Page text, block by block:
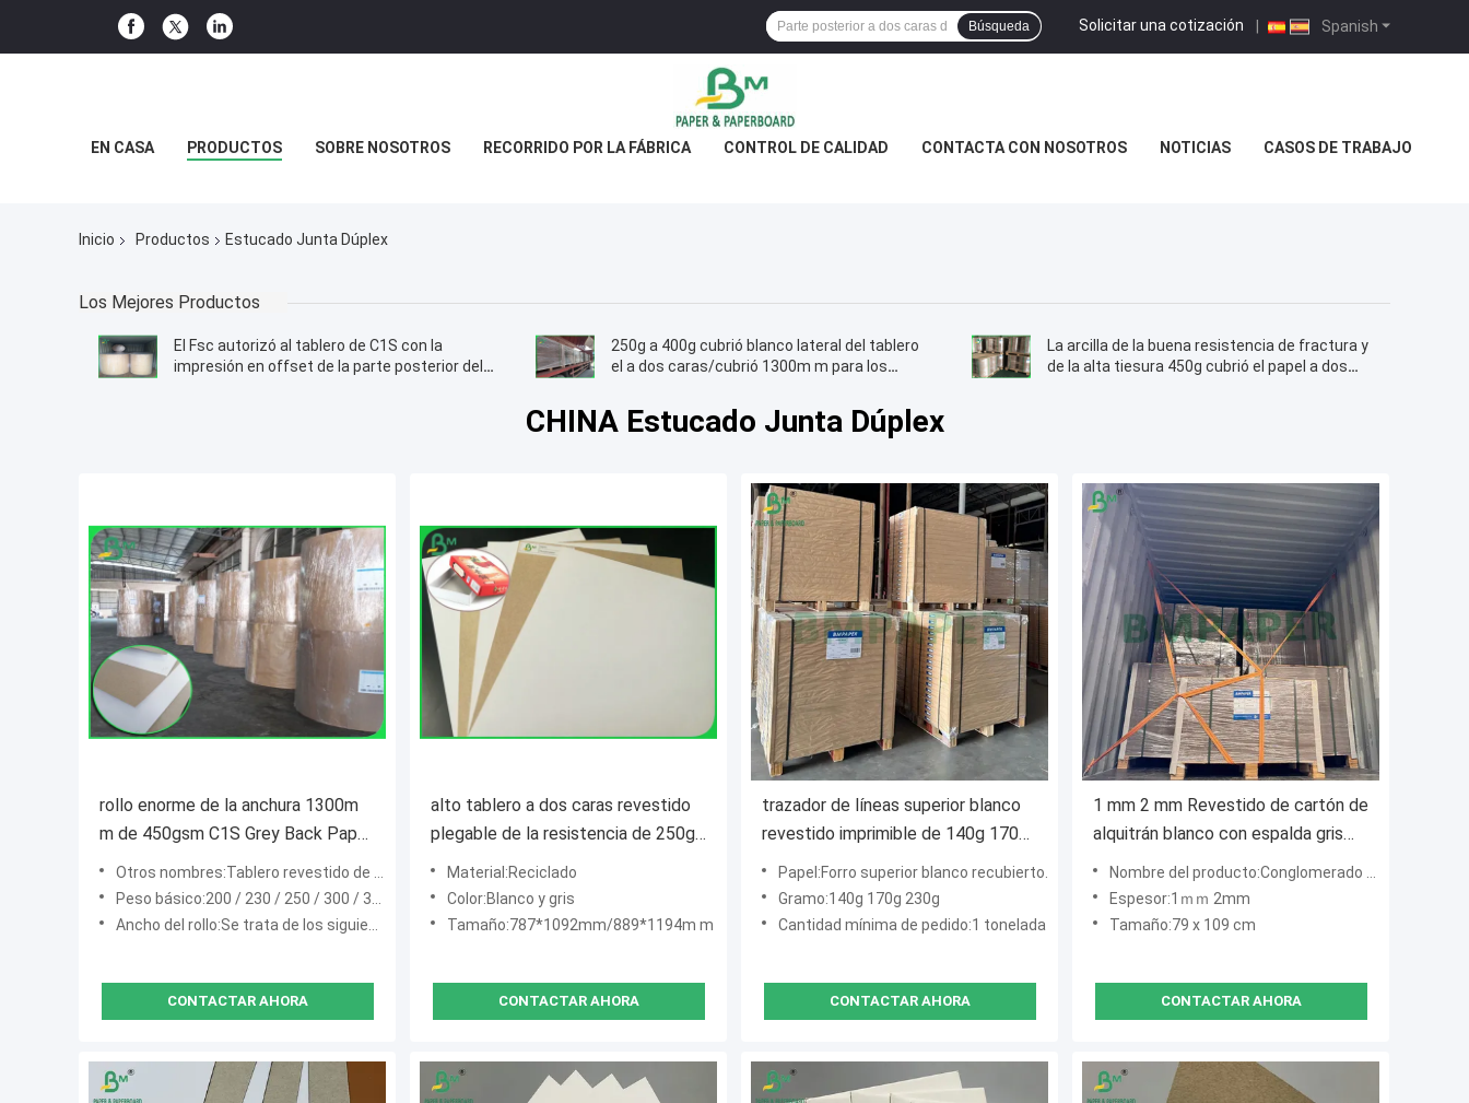
Spanish
Solicitar una cotización |
Búsqueda
EN CASA PRODUCTOS SOBRE NOSOTROS RECORRIDO POR LA FÁBRICA CONTROL DE CALIDAD CONTACTA CON NOSOTROS NOTICIAS CASOS DE TRABAJO
Inicio Productos Estucado Junta Dúplex
Los Mejores Productos
El Fsc autorizó al tablero de C1S con la
impresión en offset de la parte posterior del
250g a 400g cubrió blanco lateral del tablero
el a dos caras/cubrió 1300m m para los
La arcilla de la buena resistencia de fractura y
de la alta tiesura 450g cubrió el papel a dos
CHINA Estucado Junta Dúplex
rollo enorme de la anchura 1300m
m de 450gsm C1S Grey Back Paper
For Carton
Otros nombres:Tablero revestido de arcilla / tablero dúplex de espalda gris
Peso básico:200 / 230 / 250 / 300 / 350 / 400 / 450 gsm
Ancho del rollo:Se trata de los siguientes tipos de productos:
CONTACTAR AHORA
alto tablero a dos caras revestido
plegable de la resistencia de 250g
325g con Grey Free Sample trasero
Material:Reciclado
Color:Blanco y gris
Tamaño:787*1092mm/889*1194m m
CONTACTAR AHORA
trazador de líneas superior blanco
revestido imprimible de 140g 170g
para el sobre de envío 70 el x
100cm
Papel:Forro superior blanco recubierto.
Gramo:140g 170g 230g
Cantidad mínima de pedido:1 tonelada
CONTACTAR AHORA
1 mm 2 mm Revestido de cartón de
alquitrán blanco con espalda gris
Alta rigidez 79 x 109 cm
Nombre del producto:Conglomerado alineado blanco
Espesor:1ｍｍ 2mm
Tamaño:79 x 109 cm
CONTACTAR AHORA